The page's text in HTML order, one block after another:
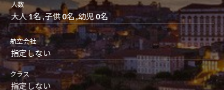
大人 1名 ,子供 0名 ,幼児 0名
人数
航空会社
クラス